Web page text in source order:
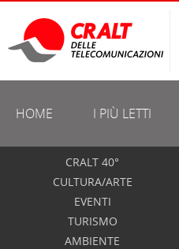
HOME I PIÙ LETTI
CRALT 40°
CULTURA/ARTE
EVENTI
TURISMO
AMBIENTE